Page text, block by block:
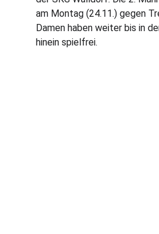
am Montag (24.11.) gegen
Damen haben weiter bis in
hinein spielfrei.